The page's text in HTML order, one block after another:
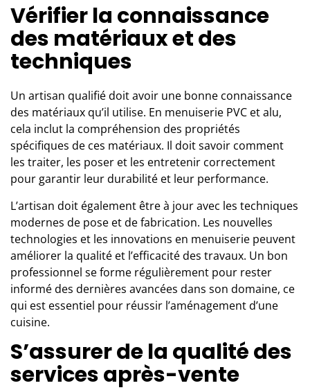
Vérifier la connaissance
des matériaux et des
techniques
Un artisan qualifié doit avoir une bonne connaissance
des matériaux qu’il utilise. En menuiserie PVC et alu,
cela inclut la compréhension des propriétés
spécifiques de ces matériaux. Il doit savoir comment
les traiter, les poser et les entretenir correctement
pour garantir leur durabilité et leur performance.
L’artisan doit également être à jour avec les techniques
modernes de pose et de fabrication. Les nouvelles
technologies et les innovations en menuiserie peuvent
améliorer la qualité et l’efficacité des travaux. Un bon
professionnel se forme régulièrement pour rester
informé des dernières avancées dans son domaine, ce
qui est essentiel pour réussir l’aménagement d’une
cuisine.
S’assurer de la qualité des
services après-vente